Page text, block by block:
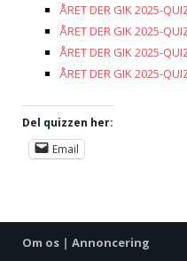
ÅRET DER GIK 2025-
ÅRET DER GIK 2025-
ÅRET DER GIK 2025-
ÅRET DER GIK 2025-
Del quizzen her:
Email
Om os | Annoncering